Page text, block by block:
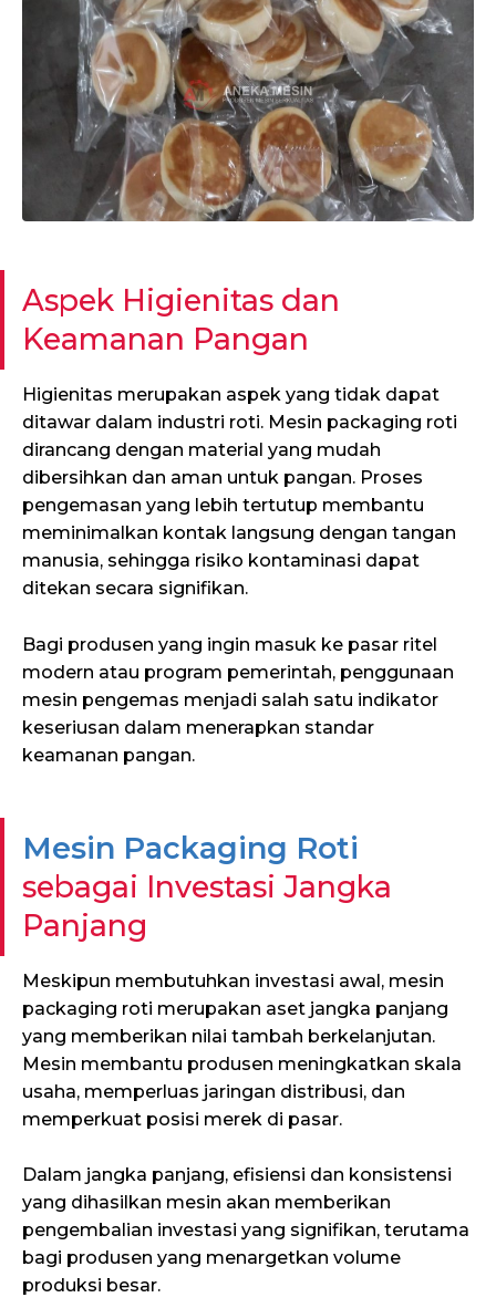
Aspek Higienitas dan
Keamanan Pangan
Higienitas merupakan aspek yang tidak dapat
ditawar dalam industri roti. Mesin packaging roti
dirancang dengan material yang mudah
dibersihkan dan aman untuk pangan. Proses
pengemasan yang lebih tertutup membantu
meminimalkan kontak langsung dengan tangan
manusia, sehingga risiko kontaminasi dapat
ditekan secara signifikan.
Bagi produsen yang ingin masuk ke pasar ritel
modern atau program pemerintah, penggunaan
mesin pengemas menjadi salah satu indikator
keseriusan dalam menerapkan standar
keamanan pangan.
Mesin Packaging Roti
sebagai Investasi Jangka
Panjang
Meskipun membutuhkan investasi awal, mesin
packaging roti merupakan aset jangka panjang
yang memberikan nilai tambah berkelanjutan.
Mesin membantu produsen meningkatkan skala
usaha, memperluas jaringan distribusi, dan
memperkuat posisi merek di pasar.
Dalam jangka panjang, efisiensi dan konsistensi
yang dihasilkan mesin akan memberikan
pengembalian investasi yang signifikan, terutama
bagi produsen yang menargetkan volume
produksi besar.